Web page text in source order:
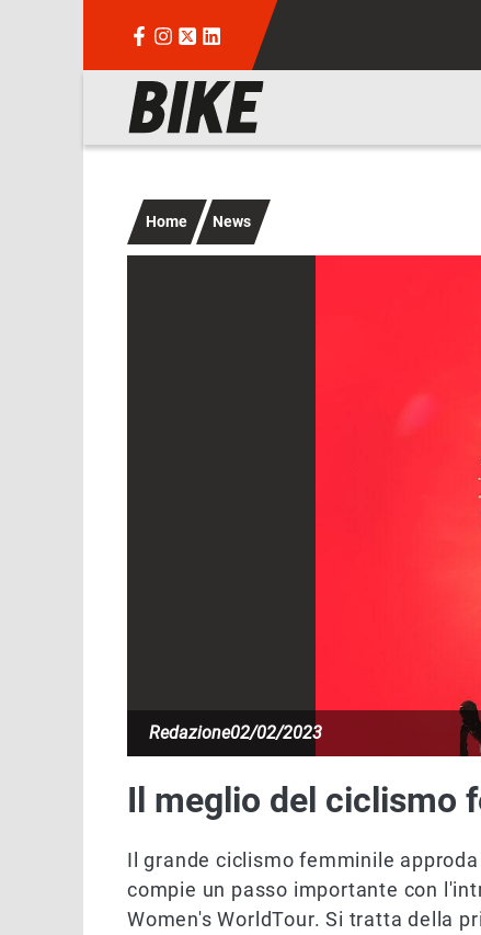
Navigazione principale
Home News
Redazione02/02/2023
Il meglio del ciclismo
Il grande ciclismo femminile
compie un passo importante con
Women's WorldTour. Si tratta della